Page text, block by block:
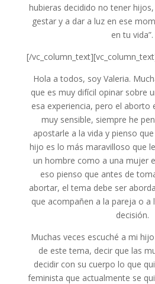
hubieras decidido no tener
gestar y a dar a luz en ese
en tu vida”.
[/
Hola a todos, soy Valeria.
que es muy difícil opinar sobre
esa experiencia, pero el aborto
muy sensible, siempre he
apostarle a la vida y pienso
hijo es lo más maravilloso que
un hombre como a una mujer
eso pienso que antes de
abortar, el tema debe ser
que acompañen a la pareja o
decisión.
Muchas veces escuché a mi
de este tema, decir que las
decidir con su cuerpo lo que
feminista que actualmente se